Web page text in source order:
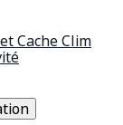
Cache Clim